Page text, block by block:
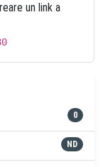
un link a
0
ND